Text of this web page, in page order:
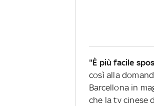
"È più facile
così alla
Barcellona in
che la tv cinese